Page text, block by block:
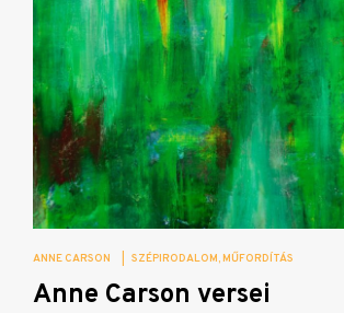
ANNE CARSON SZÉPIRODALOM MŰFORDÍTÁS
Anne Carson versei